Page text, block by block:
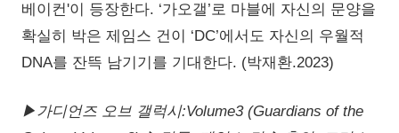
베이컨'이 등장한다. ‘가오갤’로 마블에 자신의 문양을
확실히 박은 제임스 건이 ‘DC’에서도 자신의 우월적
DNA를 잔뜩 남기기를 기대한다. (박재환.2023)
▶가디언즈 오브 갤럭시:Volume3 (Guardians of the